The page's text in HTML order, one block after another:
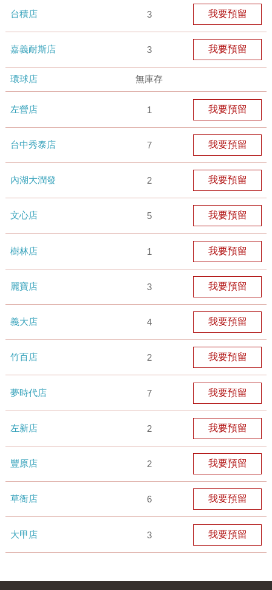
台積店 3 我要預留
嘉義耐斯店 3 我要預留
環球店 無庫存
左營店 1 我要預留
台中秀泰店 7 我要預留
內湖大潤發 2 我要預留
文心店 5 我要預留
樹林店 1 我要預留
麗寶店 3 我要預留
義大店 4 我要預留
竹百店 2 我要預留
夢時代店 7 我要預留
左新店 2 我要預留
豐原店 2 我要預留
草衙店 6 我要預留
大甲店 3 我要預留